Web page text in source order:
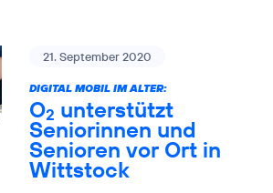
21. September 2020
DIGITAL MOBIL IM ALTER:
O2 unterstützt
Seniorinnen und
Senioren vor Ort in
Wittstock